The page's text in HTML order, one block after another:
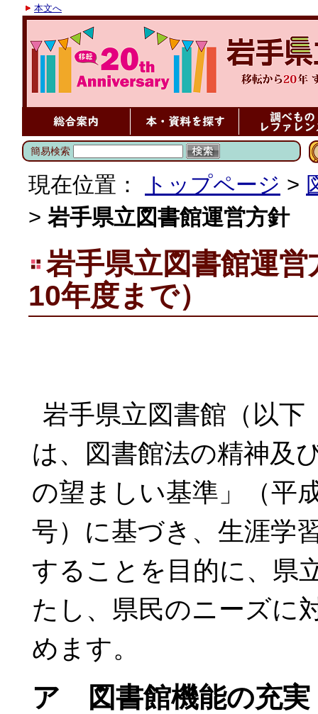
本文へ
簡易検索
現在位置： トップページ >
> 岩手県立図書館運営方針
岩手県立図書館運
10年度まで）
岩手県立図書館（以
は、図書館法の精神及
の望ましい基準」（平
号）に基づき、生涯学
することを目的に、県
たし、県民のニーズに
めます。
ア 図書館機能の充実